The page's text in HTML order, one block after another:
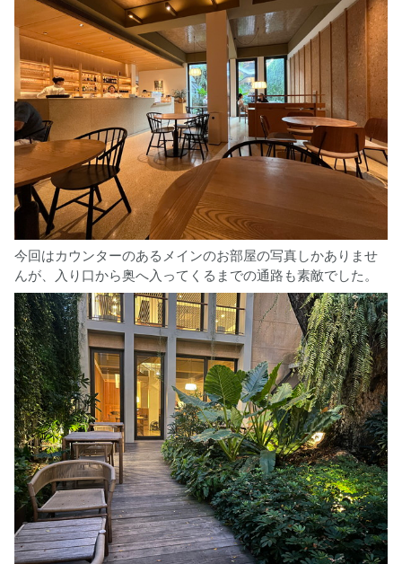
今回はカウンターのあるメインのお部屋の写真しかありませ
んが、入り口から奥へ入ってくるまでの通路も素敵でした。